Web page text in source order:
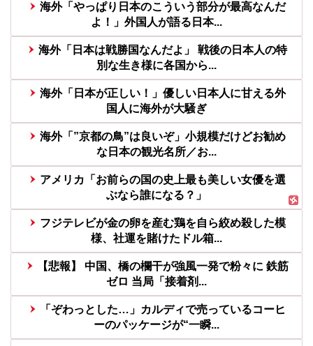
海外「やっぱり日本のこういう部分が最高なんだ
よ！」外国人が語る日本...
海外「日本は戦勝国なんだよ」 戦後の日本人の特
別な生き様に各国から...
海外「日本が正しい！」優しい日本人に甘える外
国人に海外が大騒ぎ
海外「”京都の鳥”は良いぞ」小規模だけどお勧め
な日本の観光名所／お...
アメリカ「お前らの国の史上最も美しい女優を選
ぶなら誰になる？」
フジテレビが金の卵を産む鶏を自ら絞め殺した模
様、社運を賭けたドル箱...
【悲報】 中国、橋の欄干が強風一発で粉々に 鉄筋
ゼロ 当局「接着剤...
「ぞわっとした…」カルディで売っているコーヒ
ーのパッケージが“一瞬...